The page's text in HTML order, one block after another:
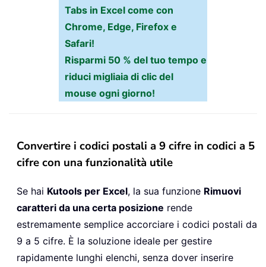
Tabs in Excel come con
Chrome, Edge, Firefox e
Safari!
Risparmi 50 % del tuo tempo e
riduci migliaia di clic del
mouse ogni giorno!
Convertire i codici postali a 9 cifre in codici a 5
cifre con una funzionalità utile
Se hai Kutools per Excel, la sua funzione Rimuovi
caratteri da una certa posizione rende
estremamente semplice accorciare i codici postali da
9 a 5 cifre. È la soluzione ideale per gestire
rapidamente lunghi elenchi, senza dover inserire